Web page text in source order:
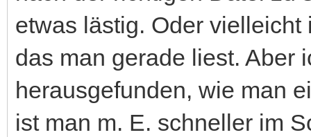
etwas lästig. Oder
das man gerade liest. Aber
herausgefunden, wie man
ist man m. E. schneller im